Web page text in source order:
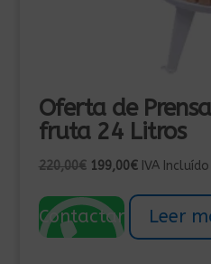
Oferta de
fruta 24 Litros
220,00€ El
original
era:
199,00€El
actual
es:
IVA Incluído
Contactar Leer